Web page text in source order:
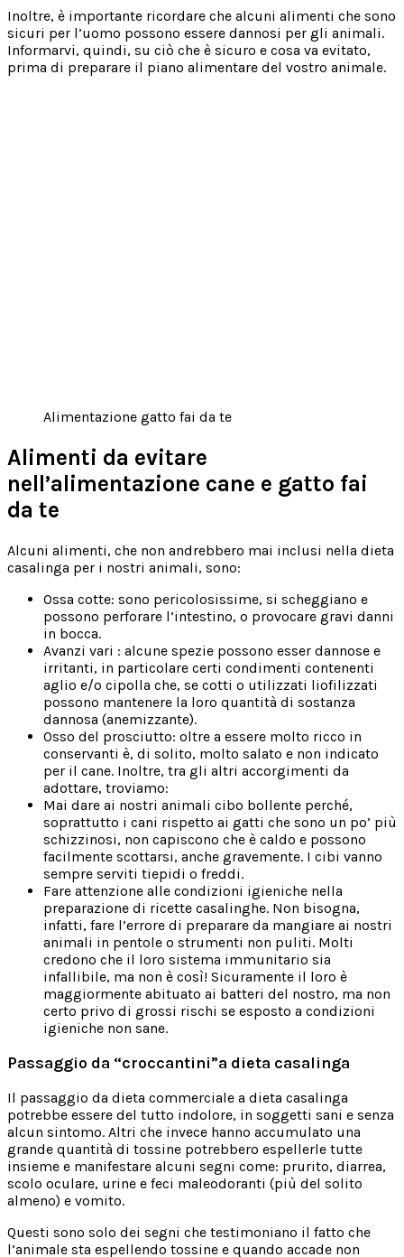
Inoltre, è importante ricordare che alcuni alimenti che sono
sicuri per l’uomo possono essere dannosi per gli animali.
Informarvi, quindi, su ciò che è sicuro e cosa va evitato,
prima di preparare il piano alimentare del vostro animale.
Alimentazione gatto fai da te
Alimenti da evitare
nell’alimentazione cane e gatto fai
da te
Alcuni alimenti, che non andrebbero mai inclusi nella dieta
casalinga per i nostri animali, sono:
Ossa cotte: sono pericolosissime, si scheggiano e
possono perforare l’intestino, o provocare gravi danni
in bocca.
Avanzi vari : alcune spezie possono esser dannose e
irritanti, in particolare certi condimenti contenenti
aglio e/o cipolla che, se cotti o utilizzati liofilizzati
possono mantenere la loro quantità di sostanza
dannosa (anemizzante).
Osso del prosciutto: oltre a essere molto ricco in
conservanti è, di solito, molto salato e non indicato
per il cane. Inoltre, tra gli altri accorgimenti da
adottare, troviamo:
Mai dare ai nostri animali cibo bollente perché,
soprattutto i cani rispetto ai gatti che sono un po’ più
schizzinosi, non capiscono che è caldo e possono
facilmente scottarsi, anche gravemente. I cibi vanno
sempre serviti tiepidi o freddi.
Fare attenzione alle condizioni igieniche nella
preparazione di ricette casalinghe. Non bisogna,
infatti, fare l’errore di preparare da mangiare ai nostri
animali in pentole o strumenti non puliti. Molti
credono che il loro sistema immunitario sia
infallibile, ma non è così! Sicuramente il loro è
maggiormente abituato ai batteri del nostro, ma non
certo privo di grossi rischi se esposto a condizioni
igieniche non sane.
Passaggio da “croccantini”a dieta casalinga
Il passaggio da dieta commerciale a dieta casalinga
potrebbe essere del tutto indolore, in soggetti sani e senza
alcun sintomo. Altri che invece hanno accumulato una
grande quantità di tossine potrebbero espellerle tutte
insieme e manifestare alcuni segni come: prurito, diarrea,
scolo oculare, urine e feci maleodoranti (più del solito
almeno) e vomito.
Questi sono solo dei segni che testimoniano il fatto che
l’animale sta espellendo tossine e quando accade non